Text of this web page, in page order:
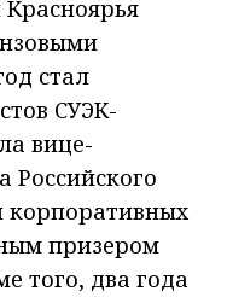
стал
СУЭК-
вице-
Российского
корпоративных
призером
того, два года